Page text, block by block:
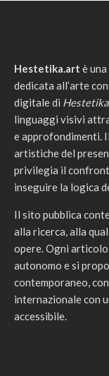
Hestetika.art è
dedicata all’arte
digitale di Hestetika
linguaggi visivi
e approfondimenti.
artistiche del
privilegia il
inseguire la logica
Il sito pubblica
alla ricerca, alla
opere. Ogni
autonomo e si
contemporaneo,
internazionale con
accessibile.